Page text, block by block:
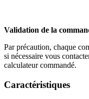
Validation de la
Par précaution, chaque
si nécessaire vous
calculateur commandé.
Caractéristiques